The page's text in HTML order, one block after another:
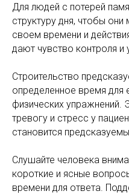
Для людей с потерей
структуру дня, чтобы
своем времени и
дают чувство контроля и
Строительство
определенное время для
физических упражнений.
тревогу и стресс у
становится
Слушайте человека
короткие и ясные
времени для ответа.